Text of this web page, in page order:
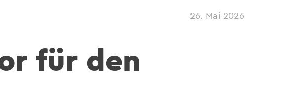
26. Mai 2026
für den